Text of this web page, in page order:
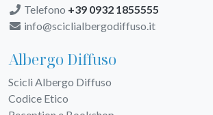
Telefono +39 0932 1855555
info@sciclialbergodiffuso.it
Albergo Diffuso
Scicli Albergo Diffuso
Codice Etico